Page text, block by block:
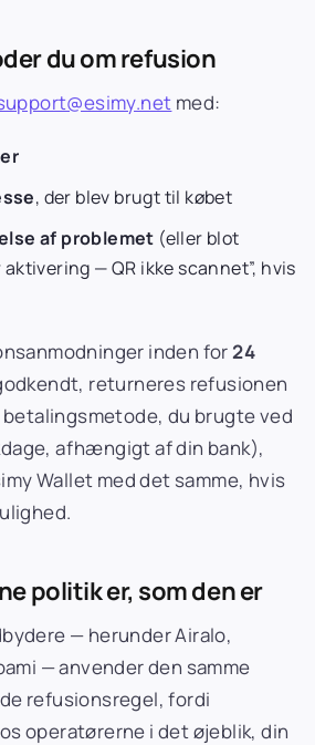
du om refusion
med:
, der blev brugt til købet
af problemet (eller blot
— QR ikke scannet”, hvis
inden for24
returneres refusionen
du brugte ved
afhængigt af din bank),
Wallet med det samme, hvis
politik er, som den er
— herunder Airalo,
— anvender den samme
refusionsregel, fordi
operatørerne i det øjeblik, din